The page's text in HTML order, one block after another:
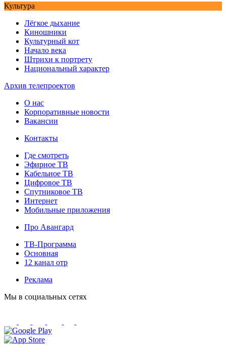
Культура
Лёгкое дыхание
Киношники
Культурный кот
Начало века
Штрихи к портрету
Национальный характер
Архив телепроектов
О нас
Корпоративные новости
Вакансии
Контакты
Где смотреть
Эфирное ТВ
Кабельное ТВ
Цифровое ТВ
Спутниковое ТВ
Интернет
Мобильные приложения
Про Авангард
ТВ-Программа
Основная
12 канал отр
Реклама
Мы в социальных сетях